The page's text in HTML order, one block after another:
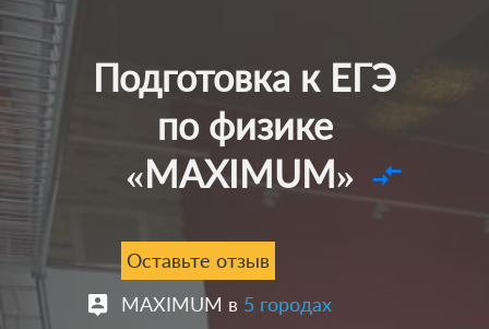
О компании
Курсы
Отзывы
Контакты
Вузы
Подготовка к ЕГЭ
по физике
«MAXIMUM» compare_arrows
MAXIMUM в5 городах
Оставьте отзыв